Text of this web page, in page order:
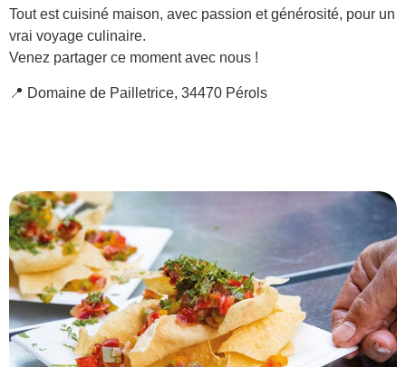
Tout est cuisiné maison, avec passion et générosité, pour un
vrai voyage culinaire.
Venez partager ce moment avec nous !
📍 Domaine de Pailletrice, 34470 Pérols